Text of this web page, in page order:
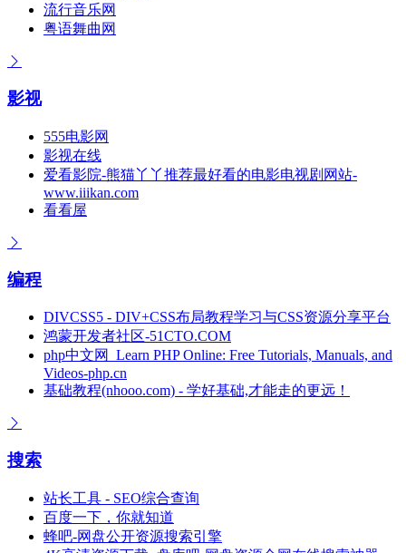
流行音乐网
粤语舞曲网
影视
555电影网
影视在线
爱看影院-熊猫丫丫推荐最好看的电影电视剧网站-
www.iiikan.com
看看屋
编程
DIVCSS5 - DIV+CSS布局教程学习与CSS资源分享平台
鸿蒙开发者社区-51CTO.COM
php中文网_Learn PHP Online: Free Tutorials, Manuals, and
Videos-php.cn
基础教程(nhooo.com) - 学好基础,才能走的更远！
搜索
站长工具 - SEO综合查询
百度一下，你就知道
蜂吧-网盘公开资源搜索引擎